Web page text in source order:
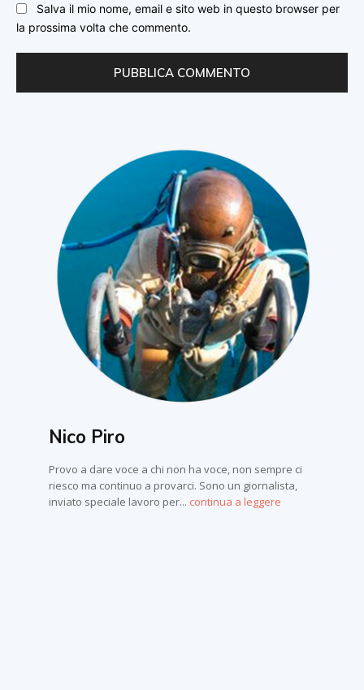
Salva il mio nome, email e sito web in questo browser per
la prossima volta che commento.
Nico Piro
Provo a dare voce a chi non ha voce, non sempre ci
riesco ma continuo a provarci. Sono un giornalista,
inviato speciale lavoro per... continua a leggere